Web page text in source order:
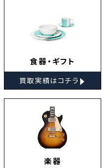
食器・ギフト
買取実績はコチラ ▸
楽器